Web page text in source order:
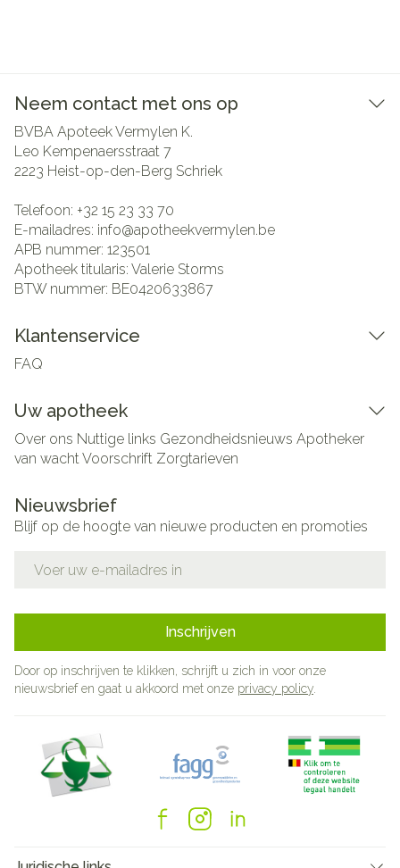
Neem contact met ons op
BVBA Apoteek Vermylen K.
Leo Kempenaersstraat 7
2223 Heist-op-den-Berg Schriek
Telefoon: +32 15 23 33 70
E-mailadres: info@apotheekvermylen.be
APB nummer: 123501
Apotheek titularis: Valerie Storms
BTW nummer: BE0420633867
Klantenservice
FAQ
Uw apotheek
Over ons Nuttige links Gezondheidsnieuws Apotheker
van wachtVoorschrift Zorgtarieven
Nieuwsbrief
Blijf op de hoogte van nieuwe producten en promoties
Inschrijven
Door op inschrijven te klikken, schrijft u zich in voor onze
nieuwsbrief en gaat u akkoord met onze privacy policy